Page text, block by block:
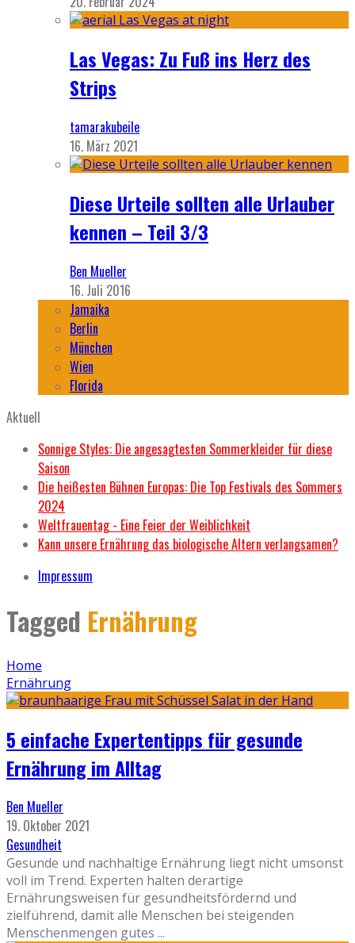
Las Vegas: Zu Fuß ins Herz des
Strips
tamarakubeile
16. März 2021
Diese Urteile sollten alle Urlauber
kennen – Teil 3/3
Ben Mueller
16. Juli 2016
Jamaika
Berlin
München
Wien
Florida
Aktuell
Sonnige Styles: Die angesagtesten Sommerkleider für diese
Saison
Die heißesten Bühnen Europas: Die Top Festivals des Sommers
2024
Weltfrauentag - Eine Feier der Weiblichkeit
Kann unsere Ernährung das biologische Altern verlangsamen?
Impressum
Tagged Ernährung
Home
Ernährung
5 einfache Expertentipps für gesunde
Ernährung im Alltag
Ben Mueller
19. Oktober 2021
Gesundheit
Gesunde und nachhaltige Ernährung liegt nicht umsonst
voll im Trend. Experten halten derartige
Ernährungsweisen für gesundheitsfördernd und
zielführend, damit alle Menschen bei steigenden
Menschenmengen gutes ...